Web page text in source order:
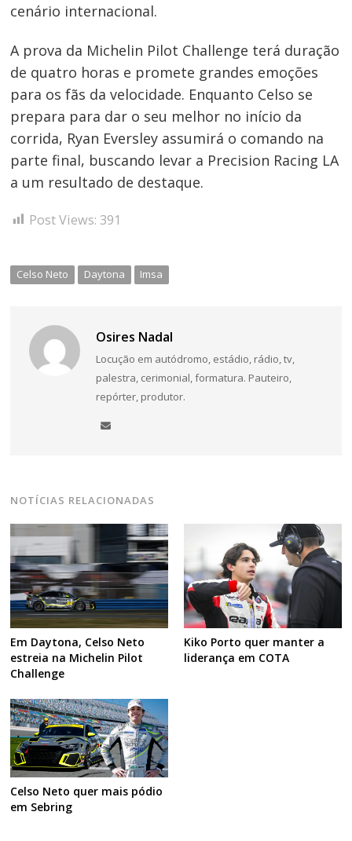
cenário internacional.
A prova da Michelin Pilot Challenge terá duração
de quatro horas e promete grandes emoções
para os fãs da velocidade. Enquanto Celso se
prepara para dar o seu melhor no início da
corrida, Ryan Eversley assumirá o comando na
parte final, buscando levar a Precision Racing LA
a um resultado de destaque.
Post Views: 391
Celso Neto Daytona Imsa
Osires Nadal
Locução em autódromo, estádio, rádio, tv,
palestra, cerimonial, formatura. Pauteiro,
repórter, produtor.
NOTÍCIAS RELACIONADAS
Em Daytona, Celso Neto
estreia na Michelin Pilot
Challenge
Kiko Porto quer manter a
liderança em COTA
Celso Neto quer mais pódio
em Sebring